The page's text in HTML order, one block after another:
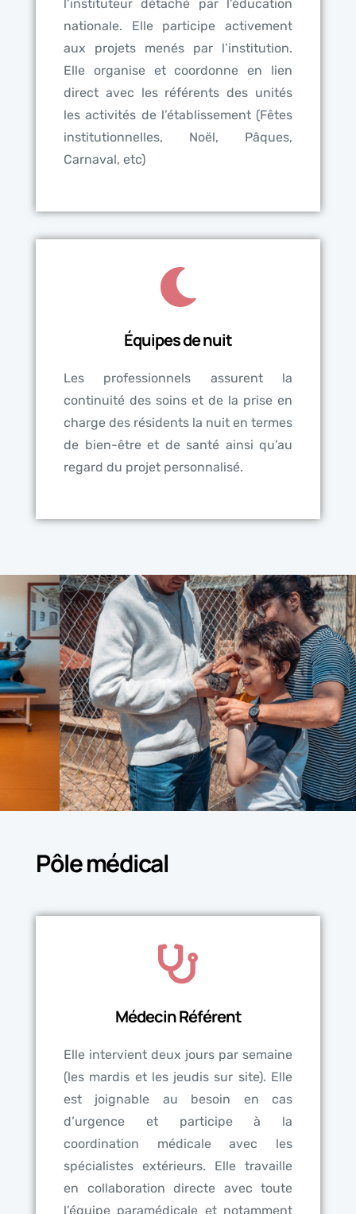
l’instituteur détaché par l’éducation
nationale. Elle participe activement
aux projets menés par l’institution.
Elle organise et coordonne en lien
direct avec les référents des unités
les activités de l’établissement (Fêtes
institutionnelles, Noël, Pâques,
Carnaval, etc)
Équipes de nuit
Les professionnels assurent la
continuité des soins et de la prise en
charge des résidents la nuit en termes
de bien-être et de santé ainsi qu’au
regard du projet personnalisé.
Pôle médical
Médecin Référent
Elle intervient deux jours par semaine
(les mardis et les jeudis sur site). Elle
est joignable au besoin en cas
d’urgence et participe à la
coordination médicale avec les
spécialistes extérieurs. Elle travaille
en collaboration directe avec toute
l’équipe paramédicale et notamment